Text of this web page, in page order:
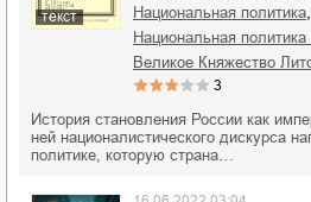
текст национальная политика
национальная
Великое Княжество
3
История становления России как
ней националистического дискурса
политике, которую страна…